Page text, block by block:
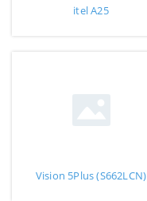
itel A25
Vision 5Plus (S662LCN)